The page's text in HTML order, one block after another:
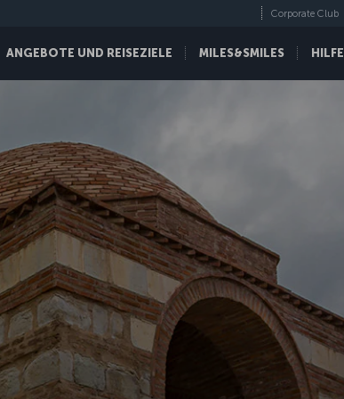
ANGEBOTE UND REISEZIELE MILES&SMILES HILFE
Corporate Club